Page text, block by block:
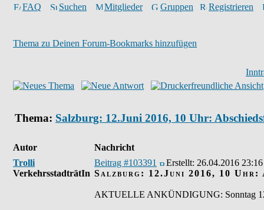
FAQ Suchen Mitglieder Gruppen Registrieren
Thema zu Deinen Forum-Bookmarks hinzufügen
Thema: Salzburg: 12.Juni 2016, 10 Uhr:
Autor
Nachricht
Trolli
VerkehrsstadträtIn
Beitrag #103391 Erstellt: 26.04.2016 23:16
Salzburg: 12.Juni 2016, 10
AKTUELLE ANKÜNDIGUNG: Sonntag